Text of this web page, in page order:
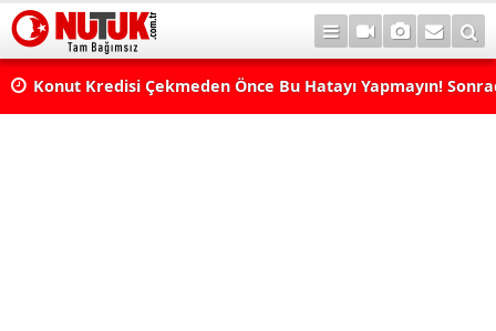
Konut Kredisi Çekmeden Önce Bu Hatayı Yapmayın!